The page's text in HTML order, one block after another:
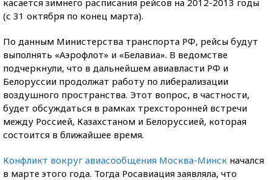
касается зимнего расписания рейсов на 2012-2013 годы
(с 31 октября по конец марта).
По данным Министерства транспорта РФ, рейсы будут
выполнять «Аэрофлот» и «Белавиа». В ведомстве
подчеркнули, что в дальнейшем авиавласти РФ и
Белоруссии продолжат работу по либерализации
воздушного пространства. Этот вопрос, в частности,
будет обсуждаться в рамках трехсторонней встречи
между Россией, Казахстаном и Белоруссией, которая
состоится в ближайшее время.
Конфликт вокруг авиасообщения Москва-Минск начался
в марте этого года. Тогда Росавиация заявляла, что